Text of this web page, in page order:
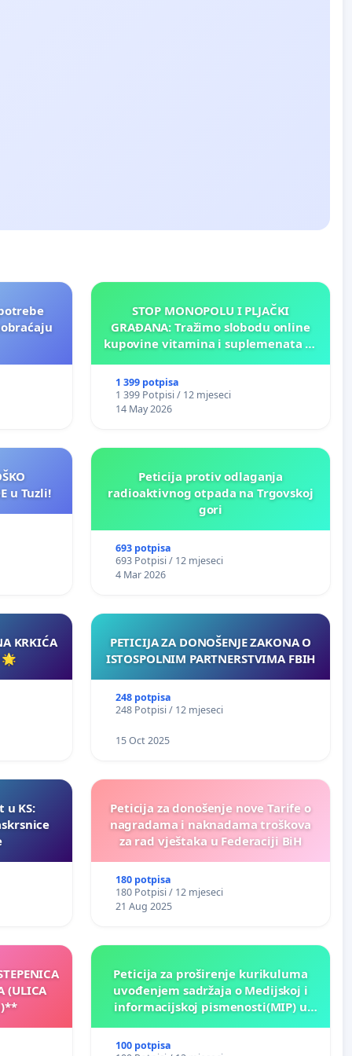
STOP MONOPOLU I PLJAČKI
GRAĐANA: Tražimo slobodu online
kupovine vitamina i suplemenata za
1 399 potpisa
1 399 Potpisi / 12 mjeseci
14 May 2026
u Tuzli!
Peticija protiv odlaganja
radioaktivnog otpada na Trgovskoj
gori
693 potpisa
693 Potpisi / 12 mjeseci
4 Mar 2026
KRKIĆA
🌟
PETICIJA ZA DONOŠENJE ZAKONA O
ISTOSPOLNIM PARTNERSTVIMA FBIH
248 potpisa
248 Potpisi / 12 mjeseci
15 Oct 2025
KS:
Peticija za donošenje nove Tarife o
nagradama i naknadama troškova
za rad vještaka u Federaciji BiH
180 potpisa
180 Potpisi / 12 mjeseci
21 Aug 2025
(ULICA
Peticija za proširenje kurikuluma
uvođenjem sadržaja o Medijskoj i
informacijskoj pismenosti(MIP) u
Kantonu Sarajevo po kros-
100 potpisa